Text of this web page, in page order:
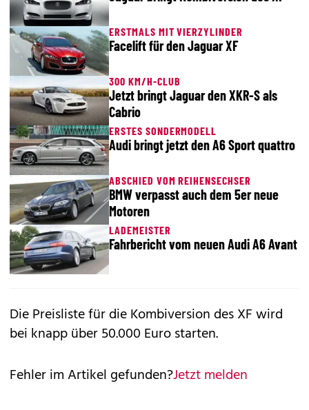
ERSTMALS MIT VIERZYLINDER
Facelift für den Jaguar XF
300 KM/H-CLUB
Jetzt bringt Jaguar den XKR-S als
Cabrio
ERSTES SONDERMODELL
Audi bringt jetzt den A6 Sport quattro
ABSCHIED VOM REIHENSECHSER
BMW verpasst auch dem 5er neue
Motoren
LADEMEISTER
Fahrbericht vom neuen Audi A6 Avant
Die Preisliste für die Kombiversion des XF wird
bei knapp über 50.000 Euro starten.
Fehler im Artikel gefunden?Jetzt melden